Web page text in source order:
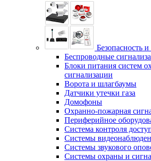
Безопасность
Беспроводные
Блоки питания систем
сигнализации
Ворота и шлагбаумы
Датчики утечки газа
Домофоны
Охранно-пожарная
Периферийное
Система контроля
Системы
Системы звукового
Системы охраны и